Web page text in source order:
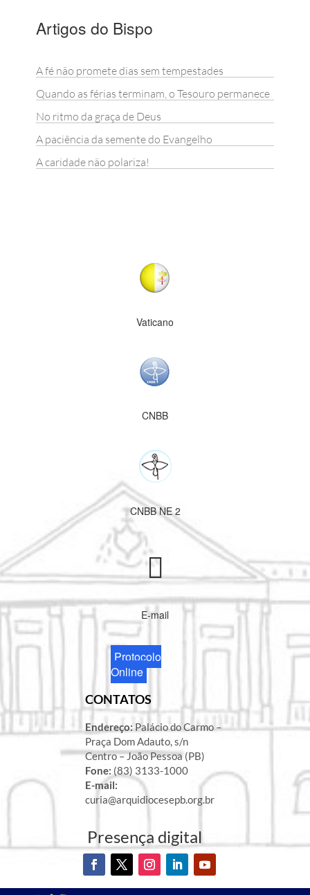
Artigos do Bispo
A fé não promete dias sem tempestades
Quando as férias terminam, o Tesouro permanece
No ritmo da graça de Deus
A paciência da semente do Evangelho
A caridade não polariza!
Vaticano
CNBB
CNBB NE 2
E-mail
Protocolo
Online
CONTATOS
Endereço:Palácio do Carmo –
Praça Dom Adauto, s/n
Centro – João Pessoa (PB)
Fone: (83) 3133-1000
E-mail:
curia@arquidiocesepb.org.br
Presença digital